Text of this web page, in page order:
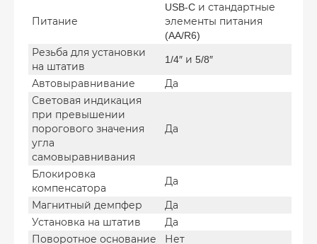
Питание
USB-C и стандартные
элементы питания
(AA/R6)
Резьба для установки
на штатив
1/4″ и 5/8″
Автовыравнивание
Да
Световая индикация
при превышении
порогового значения
угла
самовыравнивания
Да
Блокировка
компенсатора
Да
Магнитный демпфер
Да
Установка на штатив
Да
Поворотное основание
Нет